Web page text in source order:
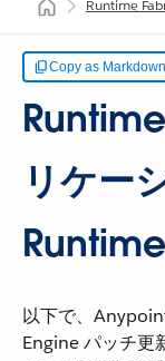
Runtime
Copy as Markdown
リケー
以下で、
Engine パッチ更